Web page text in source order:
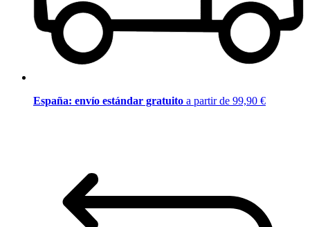
España: envío estándar gratuito a partir de 99,90 €